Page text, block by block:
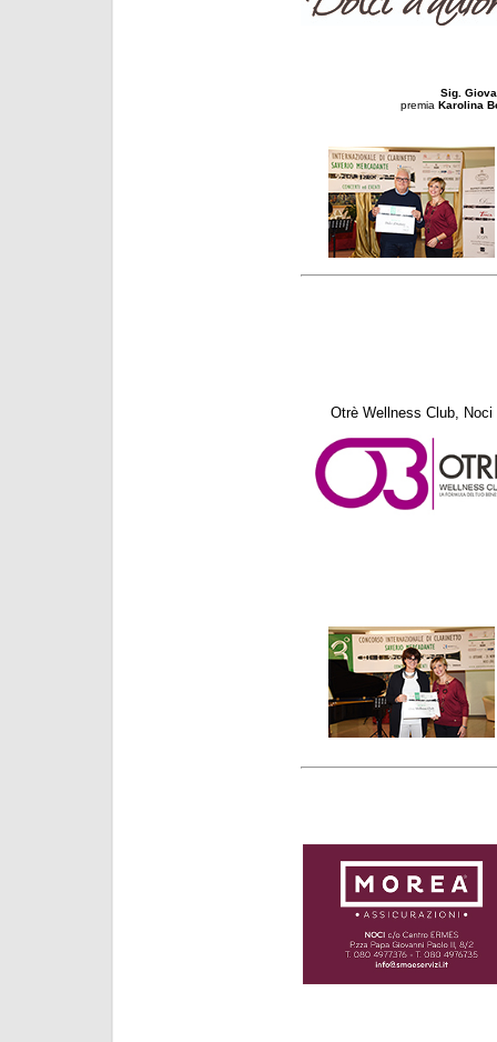
Sig.
premia Karolina
Otrè Wellness Club, Noci